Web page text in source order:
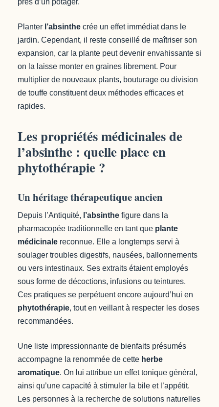
Planter l’absinthe crée un effet immédiat dans le
jardin. Cependant, il reste conseillé de maîtriser son
expansion, car la plante peut devenir envahissante si
on la laisse monter en graines librement. Pour
multiplier de nouveaux plants, bouturage ou division
de touffe constituent deux méthodes efficaces et
rapides.
Les propriétés médicinales de
l’absinthe : quelle place en
phytothérapie ?
Un héritage thérapeutique ancien
Depuis l’Antiquité, l’absinthe figure dans la
pharmacopée traditionnelle en tant que plante
médicinale reconnue. Elle a longtemps servi à
soulager troubles digestifs, nausées, ballonnements
ou vers intestinaux. Ses extraits étaient employés
sous forme de décoctions, infusions ou teintures.
Ces pratiques se perpétuent encore aujourd’hui en
phytothérapie, tout en veillant à respecter les doses
recommandées.
Une liste impressionnante de bienfaits présumés
accompagne la renommée de cette herbe
aromatique. On lui attribue un effet tonique général,
ainsi qu’une capacité à stimuler la bile et l’appétit.
Les personnes à la recherche de solutions naturelles